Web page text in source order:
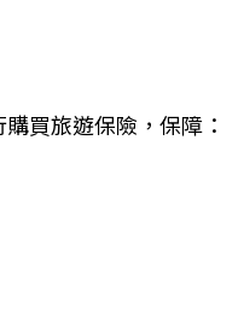
買旅遊保險，保障：